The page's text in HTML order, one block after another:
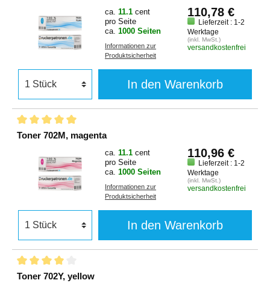
ca. 11.1 cent
pro Seite
ca. 1000 Seiten
Informationen zur
Produktsicherheit
110,78 €
Lieferzeit : 1-2
Werktage
(inkl. MwSt.)
versandkostenfrei
In den Warenkorb
Toner 702M, magenta
ca. 11.1 cent
pro Seite
ca. 1000 Seiten
Informationen zur
Produktsicherheit
110,96 €
Lieferzeit : 1-2
Werktage
(inkl. MwSt.)
versandkostenfrei
In den Warenkorb
Toner 702Y, yellow